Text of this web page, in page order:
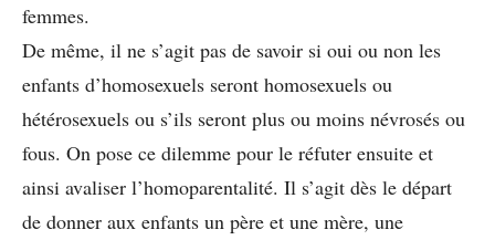
femmes.
De même, il ne s’agit pas de savoir si oui ou non les
enfants d’homosexuels seront homosexuels ou
hétérosexuels ou s’ils seront plus ou moins névrosés ou
fous. On pose ce dilemme pour le réfuter ensuite et
ainsi avaliser l’homoparentalité. Il s’agit dès le départ
de donner aux enfants un père et une mère, une